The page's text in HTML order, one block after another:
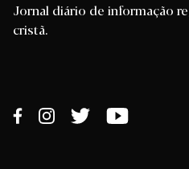
Jornal diário de informação
cristã.